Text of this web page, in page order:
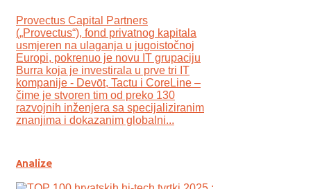
Provectus Capital Partners
(„Provectus“), fond privatnog kapitala
usmjeren na ulaganja u jugoistočnoj
Europi, pokrenuo je novu IT grupaciju
Burra koja je investirala u prve tri IT
kompanije - Devōt, Tactu i CoreLine –
čime je stvoren tim od preko 130
razvojnih inženjera sa specijaliziranim
znanjima i dokazanim globalni...
Analize